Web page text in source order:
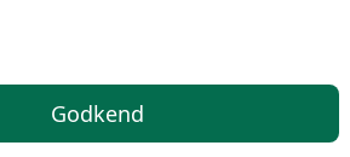
har grebet en sav og overvejet at
selv-projekt et forsøg, så ved du
Godkend